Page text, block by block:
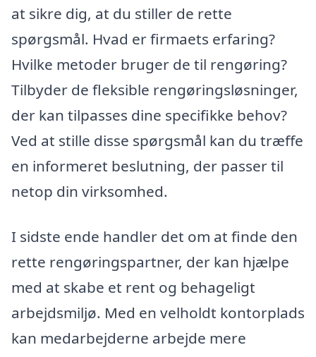
at sikre dig, at du stiller de rette
spørgsmål. Hvad er firmaets erfaring?
Hvilke metoder bruger de til rengøring?
Tilbyder de fleksible rengøringsløsninger,
der kan tilpasses dine specifikke behov?
Ved at stille disse spørgsmål kan du træffe
en informeret beslutning, der passer til
netop din virksomhed.
I sidste ende handler det om at finde den
rette rengøringspartner, der kan hjælpe
med at skabe et rent og behageligt
arbejdsmiljø. Med en velholdt kontorplads
kan medarbejderne arbejde mere